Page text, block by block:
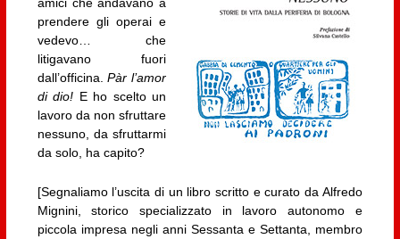
amici che andavano a
prendere gli operai e
vedevo… che
litigavano fuori
dall’officina.Pàr l’amor
di dio! E ho scelto un
lavoro da non sfruttare
nessuno, da sfruttarmi
da solo, ha capito?
[Segnaliamo l’uscita di un libro scritto e curato da Alfredo
Mignini, storico specializzato in lavoro autonomo e
piccola impresa negli anni Sessanta e Settanta, membro